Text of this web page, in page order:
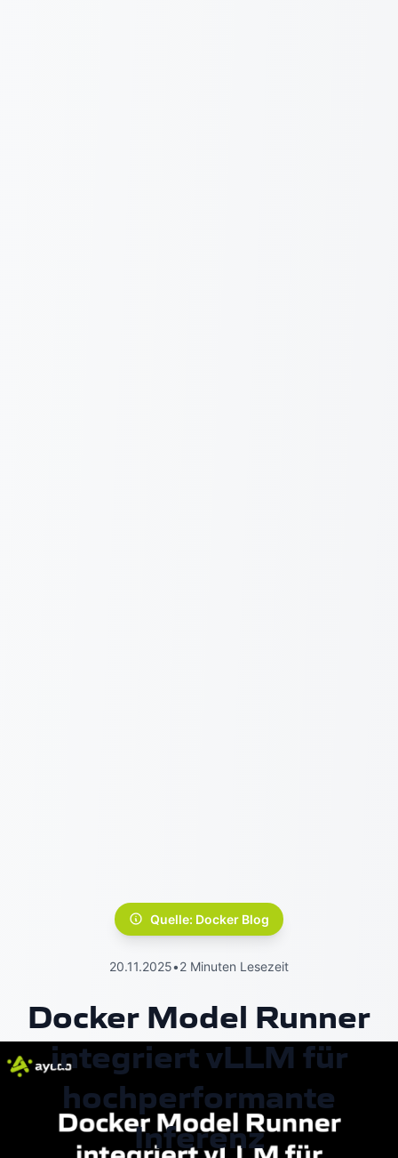
Quelle: Docker Blog
20.11.2025•2 Minuten Lesezeit
Docker Model Runner
integriert vLLM für
hochperformante
Inferenz